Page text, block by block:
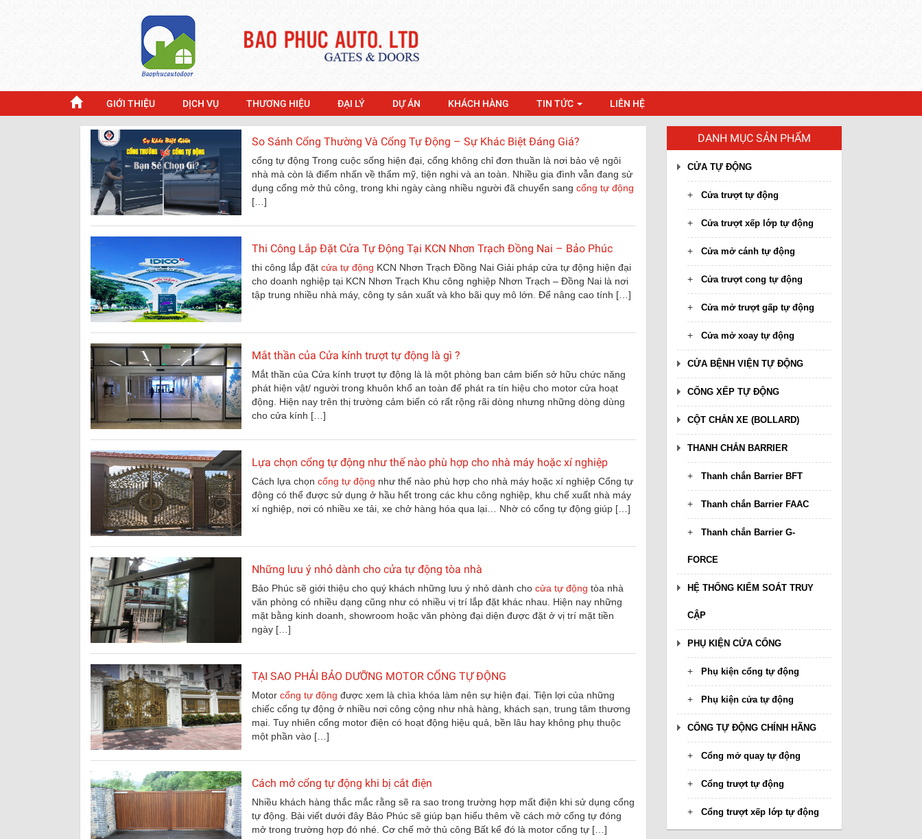
GIỚI THIỆU DỊCH VỤ THƯƠNG HIỆU ĐẠI LÝ DỰ ÁN KHÁCH HÀNG TIN TỨC LIÊN HỆ
So Sánh Cổng Thường Và Cổng Tự Động – Sự Khác Biệt Đáng Giá?
cổng tự động Trong cuộc sống hiện đại, cổng không chỉ đơn thuần là nơi bảo vệ ngôi
nhà mà còn là điểm nhấn về thẩm mỹ, tiện nghi và an toàn. Nhiều gia đình vẫn đang sử
dụng cổng mở thủ công, trong khi ngày càng nhiều người đã chuyển sang cổng tự động
[…]
Thi Công Lắp Đặt Cửa Tự Động Tại KCN Nhơn Trạch Đồng Nai – Bảo Phúc
thi công lắp đặt cửa tự động KCN Nhơn Trạch Đồng Nai Giải pháp cửa tự động hiện đại
cho doanh nghiệp tại KCN Nhơn Trạch Khu công nghiệp Nhơn Trạch – Đồng Nai là nơi
tập trung nhiều nhà máy, công ty sản xuất và kho bãi quy mô lớn. Để nâng cao tính […]
Mắt thần của Cửa kính trượt tự động là gì ?
Mắt thần của Cửa kính trượt tự động là là một phòng ban cảm biến sở hữu chức năng
phát hiện vật/ người trong khuôn khổ an toàn để phát ra tín hiệu cho motor cửa hoạt
động. Hiện nay trên thị trường cảm biến có rất rộng rãi dòng nhưng những dòng dùng
cho cửa kính […]
Lựa chọn cổng tự động như thế nào phù hợp cho nhà máy hoặc xí nghiệp
Cách lựa chọn cổng tự động như thế nào phù hợp cho nhà máy hoặc xí nghiệp Cổng tự
động có thể được sử dụng ở hầu hết trong các khu công nghiệp, khu chế xuất nhà máy
xí nghiệp, nơi có nhiều xe tải, xe chở hàng hóa qua lại… Nhờ có cổng tự động giúp […]
Những lưu ý nhỏ dành cho cửa tự động tòa nhà
Bảo Phúc sẽ giới thiệu cho quý khách những lưu ý nhỏ dành cho cửa tự động tòa nhà
văn phòng có nhiều dạng cũng như có nhiều vị trí lắp đặt khác nhau. Hiện nay những
mặt bằng kinh doanh, showroom hoặc văn phòng đại diện được đặt ở vị trí mặt tiền
ngày […]
TẠI SAO PHẢI BẢO DƯỠNG MOTOR CỔNG TỰ ĐỘNG
Motor cổng tự động được xem là chìa khóa làm nên sự hiện đại. Tiện lợi của những
chiếc cổng tự động ở nhiều nơi công cộng như nhà hàng, khách sạn, trung tâm thương
mại. Tuy nhiên cổng motor điện có hoạt động hiệu quả, bền lâu hay không phụ thuộc
một phần vào […]
Cách mở cổng tự động khi bị cắt điện
Nhiều khách hàng thắc mắc rằng sẽ ra sao trong trường hợp mất điện khi sử dụng cổng
tự động. Bài viết dưới đây Bảo Phúc sẽ giúp bạn hiểu thêm về cách mở cổng tự đóng
mở trong trường hợp đó nhé. Cơ chế mở thủ công Bất kể đó là motor cổng tự […]
DANH MỤC SẢN PHẨM
CỬA TỰ ĐỘNG
Cửa trượt tự động
Cửa trượt xếp lớp tự động
Cửa mở cánh tự động
Cửa trượt cong tự động
Cửa mở trượt gấp tự động
Cửa mở xoay tự động
CỬA BỆNH VIỆN TỰ ĐỘNG
CỔNG XẾP TỰ ĐỘNG
CỘT CHẮN XE (BOLLARD)
THANH CHẮN BARRIER
Thanh chắn Barrier BFT
Thanh chắn Barrier FAAC
Thanh chắn Barrier G-
FORCE
HỆ THỐNG KIỂM SOÁT TRUY
CẬP
PHỤ KIỆN CỬA CỔNG
Phụ kiện cổng tự động
Phụ kiện cửa tự động
CỔNG TỰ ĐỘNG CHÍNH HÃNG
Cổng mở quay tự động
Cổng trượt tự động
Cổng trượt xếp lớp tự động